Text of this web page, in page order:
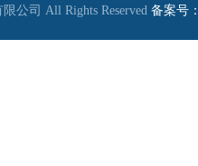
公司 All Rights Reserved 备案号